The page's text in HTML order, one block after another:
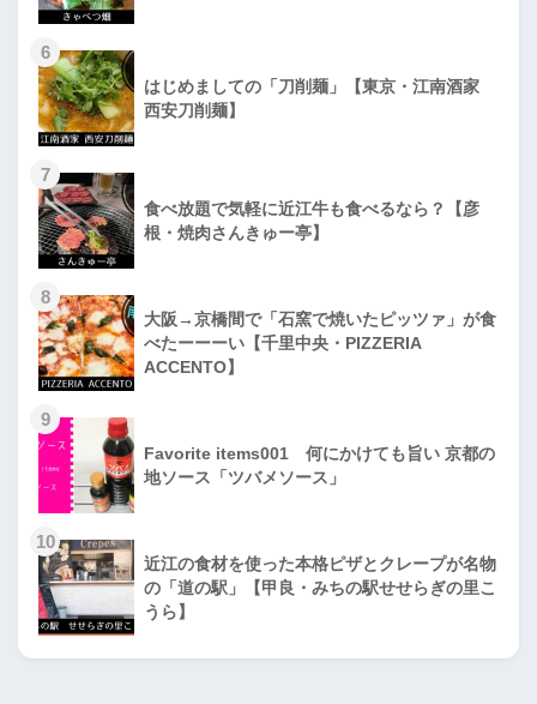
6
はじめましての「刀削麺」【東京・江南酒家
西安刀削麺】
7
食べ放題で気軽に近江牛も食べるなら？【彦
根・焼肉さんきゅー亭】
8
大阪→京橋間で「石窯で焼いたピッツァ」が食
べたーーーい【千里中央・PIZZERIA
ACCENTO】
9
Favorite items001 何にかけても旨い 京都の
地ソース「ツバメソース」
10
近江の食材を使った本格ピザとクレープが名物
の「道の駅」【甲良・みちの駅せせらぎの里こ
うら】